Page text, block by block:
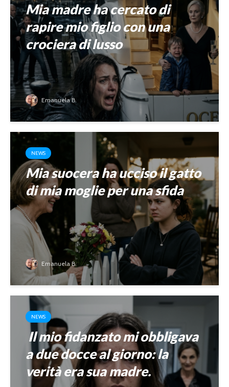
Mia madre ha cercato di
rapire mio figlio con una
crociera di lusso
Emanuela B.
NEWS
Mia suocera ha ucciso il gatto
di mia moglie per una sfida
Emanuela B.
NEWS
Il mio fidanzato mi obbligava
a due docce al giorno: la
verità era sua madre.